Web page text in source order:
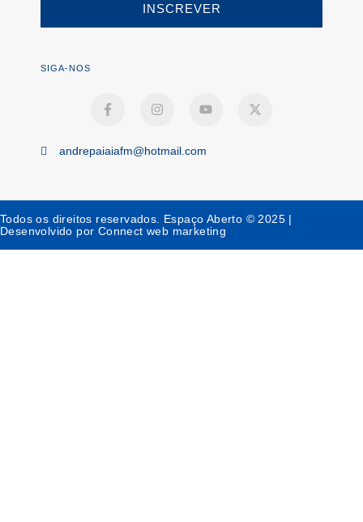
INSCREVER
SIGA-NOS
andrepaiaiafm@hotmail.com
Todos os direitos reservados. Espaço Aberto © 2025 |
Desenvolvido por Connect web marketing